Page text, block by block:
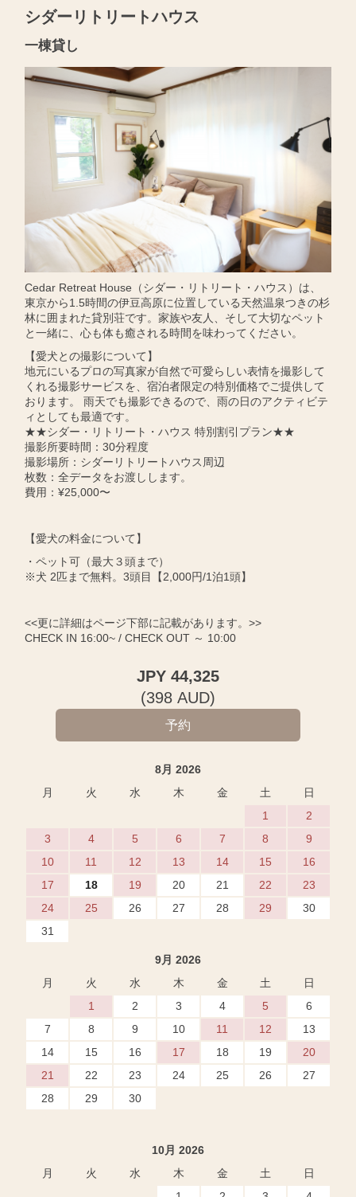
シダーリトリートハウス
一棟貸し
Cedar Retreat House（シダー・リトリート・ハウス）は、
東京から1.5時間の伊豆高原に位置している天然温泉つきの杉
林に囲まれた貸別荘です。家族や友人、そして大切なペット
と一緒に、心も体も癒される時間を味わってください。
【愛犬との撮影について】
地元にいるプロの写真家が自然で可愛らしい表情を撮影して
くれる撮影サービスを、宿泊者限定の特別価格でご提供して
おります。 雨天でも撮影できるので、雨の日のアクティビテ
ィとしても最適です。
★★シダー・リトリート・ハウス 特別割引プラン★★
撮影所要時間：30分程度
撮影場所：シダーリトリートハウス周辺
枚数：全データをお渡しします。
費用：¥25,000〜
【愛犬の料金について】
・ペット可（最大３頭まで）
※犬 2匹まで無料。3頭目【2,000円/1泊1頭】
<<更に詳細はページ下部に記載があります。>>
CHECK IN 16:00~ / CHECK OUT ～ 10:00
JPY 44,325
(398 AUD)
8月 2026
月
火 水 木 金 土
日
1
2
3
4 5 6 7 8
9
10
11 12 13 14 15
16
17
18 19 20 21 22
23
24
25 26 27 28 29
30
31
9月 2026
月
火 水 木 金 土
日
1
2 3 4 5
6
7
8 9 10 11 12
13
14
15 16 17 18 19
20
21
22 23 24 25 26
27
28
29 30
10月 2026
月
火 水 木 金 土
日